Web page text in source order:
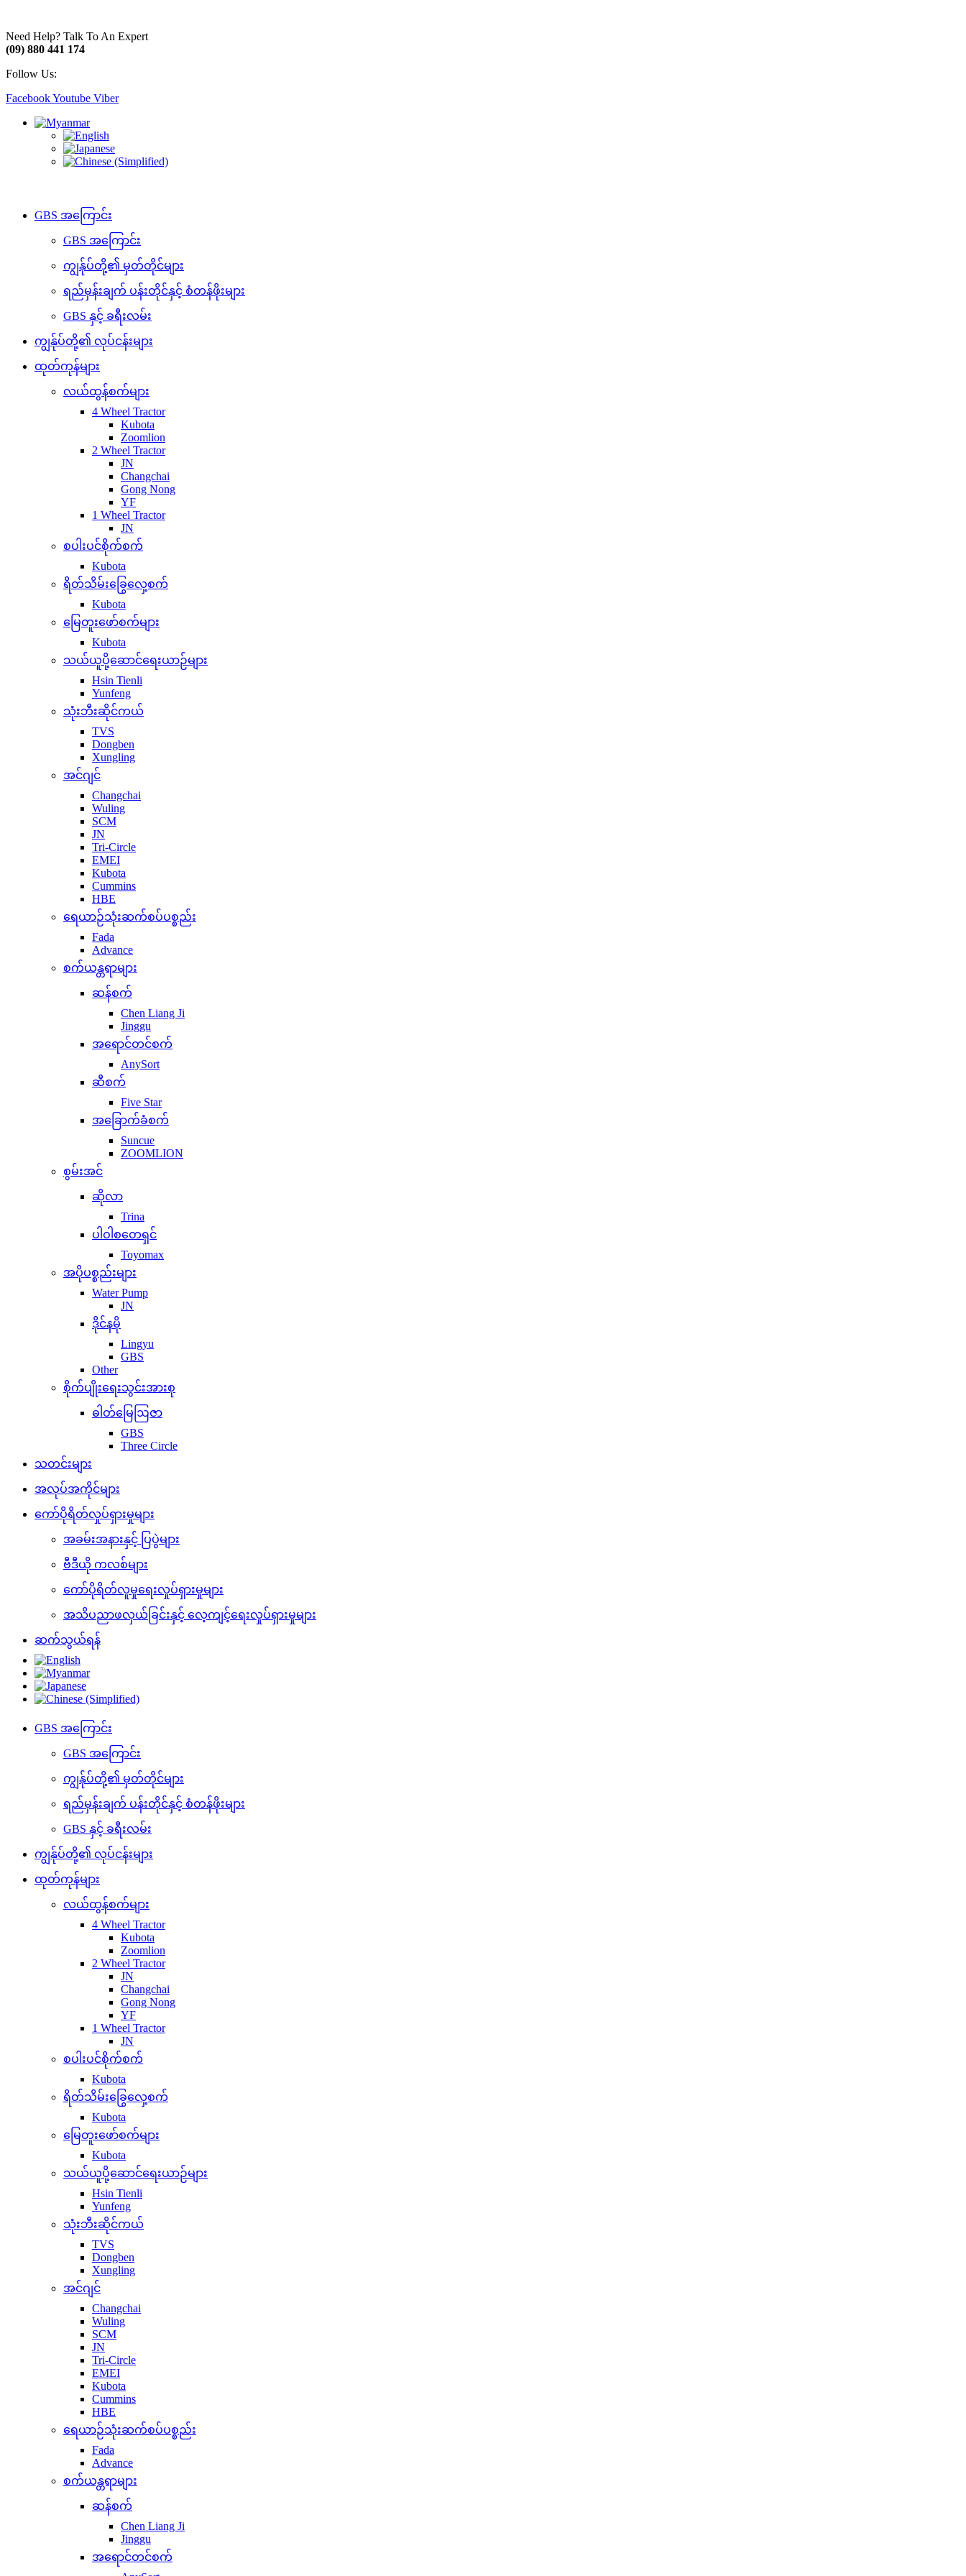
Need Help? Talk To An Expert
(09) 880 441 174
Follow Us:
FacebookYoutube Viber
GBS အကြောင်း
GBS အကြောင်း
ကျွန်ုပ်တို့၏ မှတ်တိုင်များ
ရည်မှန်းချက် ပန်းတိုင်နှင့် စံတန်ဖိုးများ
GBS နှင့် ခရီးလမ်း
ကျွန်ုပ်တို့၏ လုပ်ငန်းများ
ထုတ်ကုန်များ
လယ်ထွန်စက်များ
4 Wheel Tractor
Kubota
Zoomlion
2 Wheel Tractor
JN
Changchai
Gong Nong
YF
1 Wheel Tractor
JN
စပါးပင်စိုက်စက်
Kubota
ရိတ်သိမ်းခြွေလှေ့စက်
Kubota
မြေတူးဖော်စက်များ
Kubota
သယ်ယူပို့ဆောင်ရေးယာဉ်များ
Hsin Tienli
Yunfeng
သုံးဘီးဆိုင်ကယ်
TVS
Dongben
Xungling
အင်ဂျင်
Changchai
Wuling
SCM
JN
Tri-Circle
EMEI
Kubota
Cummins
HBE
ရေယာဉ်သုံးဆက်စပ်ပစ္စည်း
Fada
Advance
စက်ယန္တရာများ
ဆန်စက်
Chen Liang Ji
Jinggu
အရောင်တင်စက်
AnySort
ဆီစက်
Five Star
အခြောက်ခံစက်
Suncue
ZOOMLION
စွမ်းအင်
ဆိုလာ
Trina
ပါဝါစတေရှင်
Toyomax
အပိုပစ္စည်းများ
Water Pump
JN
ဒိုင်နမို
Lingyu
GBS
Other
စိုက်ပျိုးရေးသွင်းအားစု
ဓါတ်မြေဩဇာ
GBS
Three Circle
သတင်းများ
အလုပ်အကိုင်များ
ကော်ပိုရိတ်လှုပ်ရှားမှုများ
အခမ်းအနားနှင့် ပြပွဲများ
ဗီဒီယို ကလစ်များ
ကော်ပိုရိတ်လူမှုရေးလှုပ်ရှားမှုများ
အသိပညာဖလှယ်ခြင်းနှင့် လေ့ကျင့်ရေးလှုပ်ရှားမှုများ
ဆက်သွယ်ရန်
GBS အကြောင်း
GBS အကြောင်း
ကျွန်ုပ်တို့၏ မှတ်တိုင်များ
ရည်မှန်းချက် ပန်းတိုင်နှင့် စံတန်ဖိုးများ
GBS နှင့် ခရီးလမ်း
ကျွန်ုပ်တို့၏ လုပ်ငန်းများ
ထုတ်ကုန်များ
လယ်ထွန်စက်များ
4 Wheel Tractor
Kubota
Zoomlion
2 Wheel Tractor
JN
Changchai
Gong Nong
YF
1 Wheel Tractor
JN
စပါးပင်စိုက်စက်
Kubota
ရိတ်သိမ်းခြွေလှေ့စက်
Kubota
မြေတူးဖော်စက်များ
Kubota
သယ်ယူပို့ဆောင်ရေးယာဉ်များ
Hsin Tienli
Yunfeng
သုံးဘီးဆိုင်ကယ်
TVS
Dongben
Xungling
အင်ဂျင်
Changchai
Wuling
SCM
JN
Tri-Circle
EMEI
Kubota
Cummins
HBE
ရေယာဉ်သုံးဆက်စပ်ပစ္စည်း
Fada
Advance
စက်ယန္တရာများ
ဆန်စက်
Chen Liang Ji
Jinggu
အရောင်တင်စက်